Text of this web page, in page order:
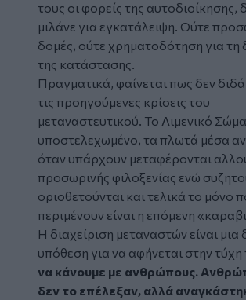
τους οι φορείς της αυτοδιοίκησης,
μιλάνε για εγκατάλειψη. Ούτε
δομές, ούτε χρηματοδότηση για τη
της κατάστασης.
Πραγματικά, φαίνεται πως δεν
τις προηγούμενες κρίσεις του
μεταναστευτικού. Το Λιμενικό Σώμα
υποστελεχωμένο, τα πλωτά μέσα
όταν υπάρχουν μεταφέρονται
προσωρινής φιλοξενίας ενώ
οριοθετούνται και τελικά το μόνο
περιμένουν είναι η επόμενη
Η διαχείριση μεταναστών είναι
υπόθεση για να αφήνεται στην τύχη
να κάνουμε με ανθρώπους.
δεν το επέλεξαν, αλλά